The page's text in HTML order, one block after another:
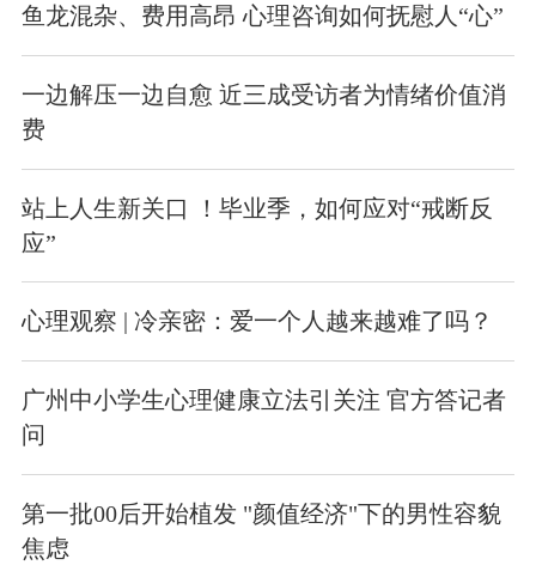
鱼龙混杂、费用高昂 心理咨询如何抚慰人“心”
一边解压一边自愈 近三成受访者为情绪价值消
费
站上人生新关口 ！毕业季，如何应对“戒断反
应”
心理观察 | 冷亲密：爱一个人越来越难了吗？
广州中小学生心理健康立法引关注 官方答记者
问
第一批00后开始植发 "颜值经济"下的男性容貌
焦虑